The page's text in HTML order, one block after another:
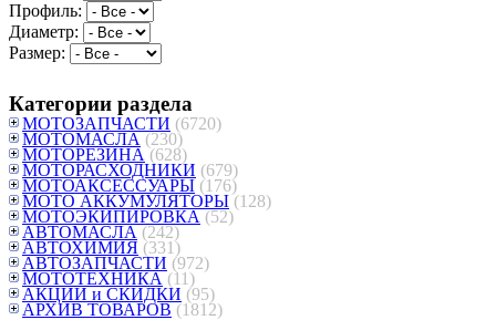
Профиль:
Диаметр:
Размер:
Категории раздела
МОТОЗАПЧАСТИ (6720)
МОТОМАСЛА (230)
МОТОРЕЗИНА (628)
МОТОРАСХОДНИКИ (679)
МОТОАКСЕССУАРЫ (176)
МОТО АККУМУЛЯТОРЫ (128)
МОТОЭКИПИРОВКА (52)
АВТОМАСЛА (242)
АВТОХИМИЯ (331)
АВТОЗАПЧАСТИ (972)
МОТОТЕХНИКА (11)
АКЦИИ и СКИДКИ (95)
АРХИВ ТОВАРОВ (1812)